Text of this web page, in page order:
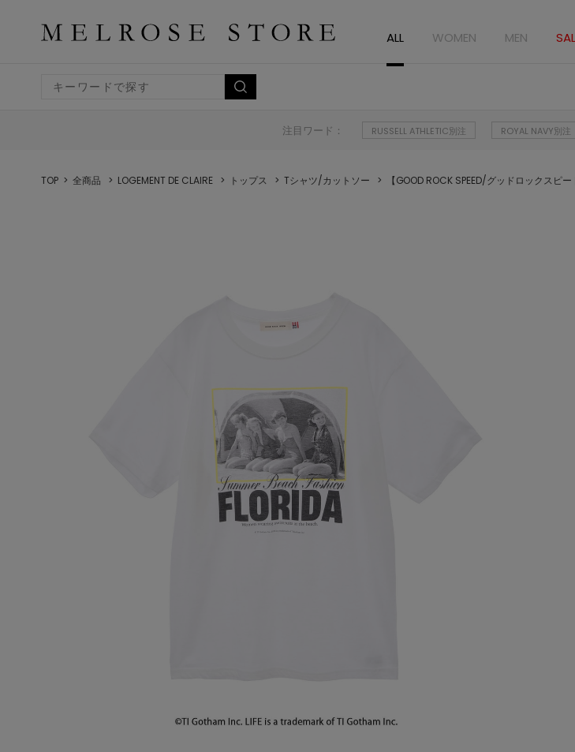
ALL WOMEN MEN
注目ワード： RUSSELL ATHLETIC別注 ROYAL NAVY別注
TOP 全商品 LOGEMENT DE CLAIRE トップス Tシャツ/カットソー 【GOOD ROCK SPEED/グッドロックスピ